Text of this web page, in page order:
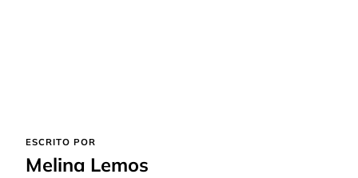
ESCRITO POR
Melina Lemos